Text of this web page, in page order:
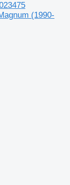
(1990-